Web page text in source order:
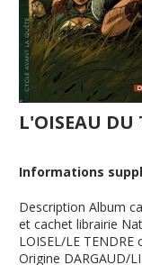
L'OISEAU DU
Informations
Description Album
et cachet librairie
LOISEL/LE TENDRE
Origine DARGAUD/